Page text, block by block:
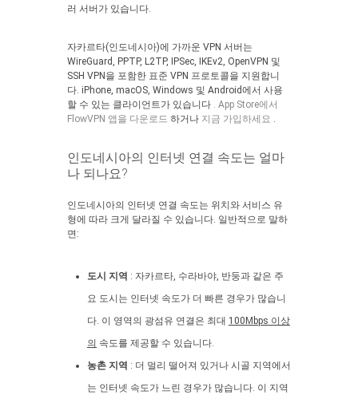
러 서버가 있습니다.
자카르타(인도네시아)에 가까운 VPN 서버는
WireGuard, PPTP, L2TP, IPSec, IKEv2, OpenVPN 및
SSH VPN을 포함한 표준 VPN 프로토콜을 지원합니
다. iPhone, macOS, Windows 및 Android에서 사용
할 수 있는 클라이언트가 있습니다 . App Store에서
FlowVPN 앱을 다운로드 하거나 지금 가입하세요 .
인도네시아의 인터넷 연결 속도는 얼마
나 되나요?
인도네시아의 인터넷 연결 속도는 위치와 서비스 유
형에 따라 크게 달라질 수 있습니다. 일반적으로 말하
면:
도시 지역 : 자카르타, 수라바야, 반둥과 같은 주
요 도시는 인터넷 속도가 더 빠른 경우가 많습니
다. 이 영역의 광섬유 연결은 최대 100Mbps 이상
의 속도를 제공할 수 있습니다.
농촌 지역 : 더 멀리 떨어져 있거나 시골 지역에서
는 인터넷 속도가 느린 경우가 많습니다. 이 지역